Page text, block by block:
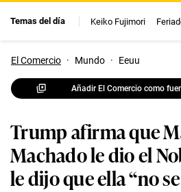
Temas del día Keiko Fujimori
El Comercio · Mundo · Eeuu
Añadir El Comercio como
Trump afirma que
Machado le dio el
le dijo que ella “no